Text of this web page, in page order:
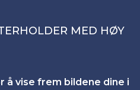
MED HØY
å vise frem bildene dine i